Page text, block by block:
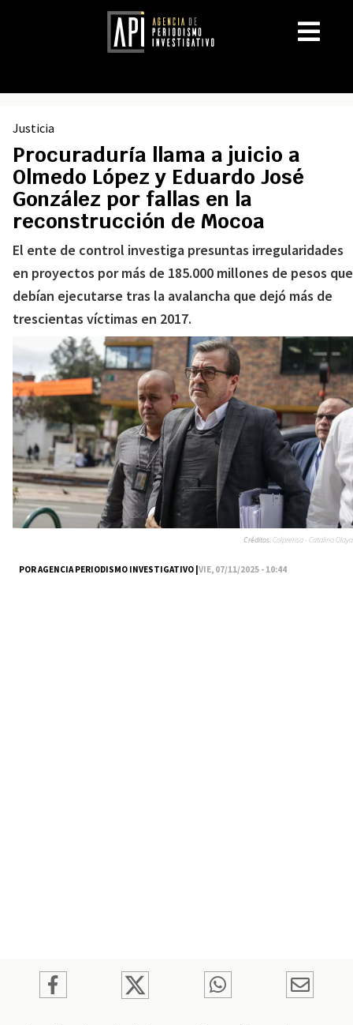
Justicia
Procuraduría llama a juicio a
Olmedo López y Eduardo José
González por fallas en la
reconstrucción de Mocoa
El ente de control investiga presuntas irregularidades
en proyectos por más de 185.000 millones de pesos que
debían ejecutarse tras la avalancha que dejó más de
trescientas víctimas en 2017.
POR AGENCIA PERIODISMO INVESTIGATIVO |VIE, 07/11/2025 - 10:44
Créditos:Colprensa - Catalina Olaya